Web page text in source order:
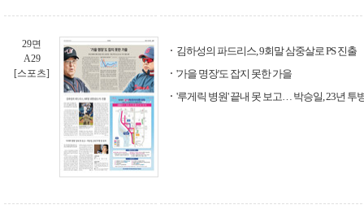
29면
A29
[스포츠]
김하성의 파드리스, 9회말 삼중살로 PS 진출
'가을 명장'도 잡지 못한 가을
'루게릭 병원' 끝내 못 보고… 박승일, 23년 투